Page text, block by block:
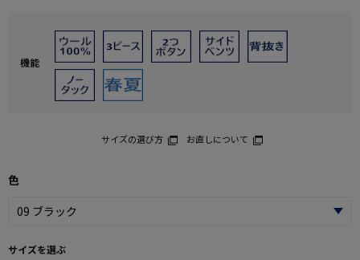
機能
サイズの選び方 お直しについて
色
サイズを選ぶ